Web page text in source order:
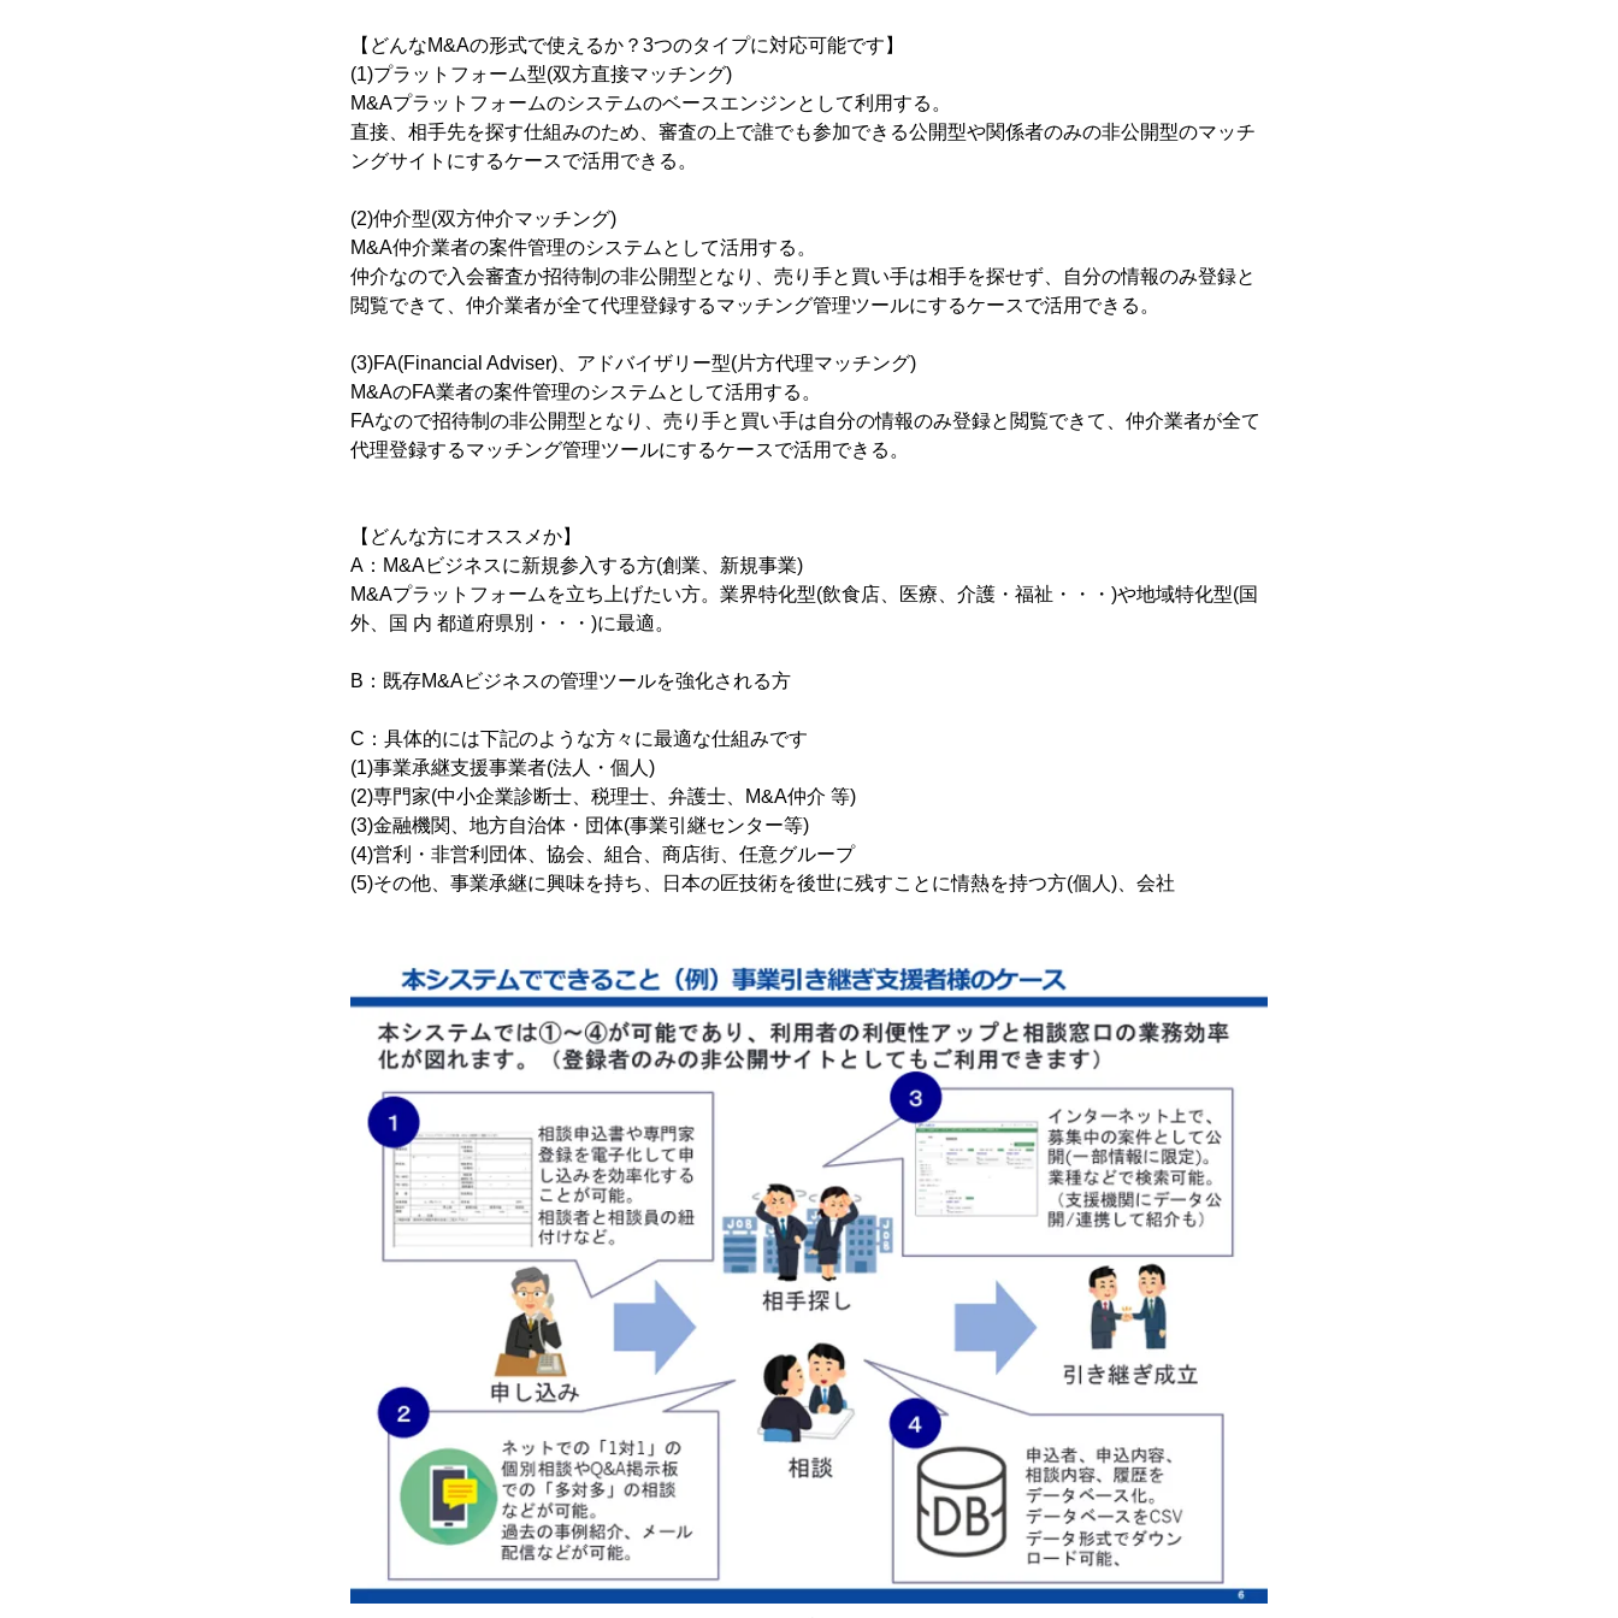
【どんなM&Aの形式で使えるか？3つのタイプに対応可能です】
(1)プラットフォーム型(双方直接マッチング)
M&Aプラットフォームのシステムのベースエンジンとして利用する。
直接、相手先を探す仕組みのため、審査の上で誰でも参加できる公開型や関係者のみの非公開型のマッチ
ングサイトにするケースで活用できる。
(2)仲介型(双方仲介マッチング)
M&A仲介業者の案件管理のシステムとして活用する。
仲介なので入会審査か招待制の非公開型となり、売り手と買い手は相手を探せず、自分の情報のみ登録と
閲覧できて、仲介業者が全て代理登録するマッチング管理ツールにするケースで活用できる。
(3)FA(Financial Adviser)、アドバイザリー型(片方代理マッチング)
M&AのFA業者の案件管理のシステムとして活用する。
FAなので招待制の非公開型となり、売り手と買い手は自分の情報のみ登録と閲覧できて、仲介業者が全て
代理登録するマッチング管理ツールにするケースで活用できる。
【どんな方にオススメか】
A：M&Aビジネスに新規参入する方(創業、新規事業)
M&Aプラットフォームを立ち上げたい方。業界特化型(飲食店、医療、介護・福祉・・・)や地域特化型(国
外、国 内 都道府県別・・・)に最適。
B：既存M&Aビジネスの管理ツールを強化される方
C：具体的には下記のような方々に最適な仕組みです
(1)事業承継支援事業者(法人・個人)
(2)専門家(中小企業診断士、税理士、弁護士、M&A仲介 等)
(3)金融機関、地方自治体・団体(事業引継センター等)
(4)営利・非営利団体、協会、組合、商店街、任意グループ
(5)その他、事業承継に興味を持ち、日本の匠技術を後世に残すことに情熱を持つ方(個人)、会社